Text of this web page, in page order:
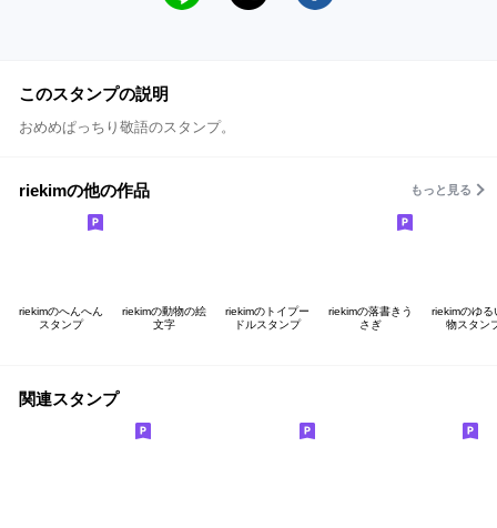
このスタンプの説明
おめめぱっちり敬語のスタンプ。
riekimの他の作品 もっと見る
riekimのへんへん
スタンプ
riekimの動物の絵
文字
riekimのトイプー
ドルスタンプ
riekimの落書きう
さぎ
riekimのゆる
物スタン
関連スタンプ